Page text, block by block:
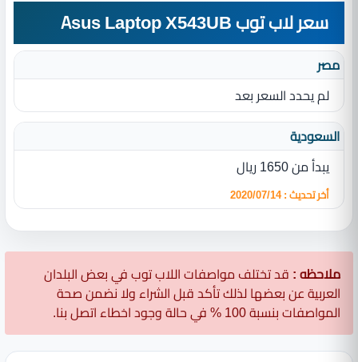
سعر لاب توب Asus Laptop X543UB
مصر
لم يحدد السعر بعد
السعودية
يبدأ من 1650 ريال
أخر تحديث : 2020/07/14
ملاحظه : قد تختلف مواصفات اللاب توب في بعض البلدان
العربية عن بعضها لذلك تأكد قبل الشراء ولا نضمن صحة
المواصفات بنسبة 100 % في حالة وجود اخطاء اتصل بنا.